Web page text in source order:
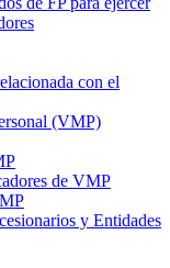
con el
(VMP)
de VMP
y Entidades